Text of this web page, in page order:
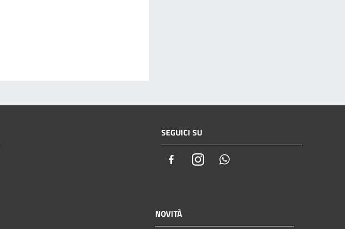
SEGUICI SU
FacebookInstagram
NOVITÀ